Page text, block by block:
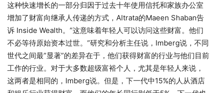
这种快速增长的一部分归因于过去十年使用信托和家族办公室
增加了财富向继承人传递的方式，Altrata的Maeen Shaban告
诉 Inside Wealth。”这意味着年轻人可以访问这些财富。他们
不必等待原始资本过世。”研究和分析主任说，Imberg说，不同
世代之间最”显著”的差异在于，他们获得财富的行业与他们目前
工作的行业。对于大多数超级富裕个人，尤其是年轻人来说，
这两者是相同的，Imberg说。但是，下一代中15%的人从酒店